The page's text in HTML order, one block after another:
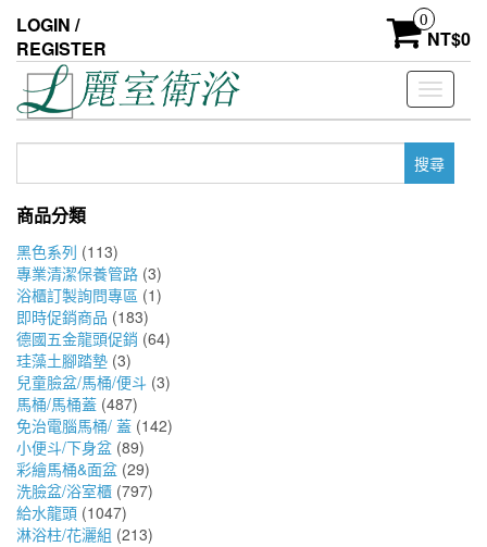
the
content
LOGIN /
REGISTER
0
NT$0
Toggle
鍵
商品分類
黑色系列 (113)
專業清潔保養管路 (3)
浴櫃訂製詢問專區 (1)
即時促銷商品 (183)
德國五金龍頭促銷 (64)
珪藻土腳踏墊 (3)
兒童臉盆/馬桶/便斗 (3)
馬桶/馬桶蓋 (487)
免治電腦馬桶/ 蓋 (142)
小便斗/下身盆 (89)
彩繪馬桶&面盆 (29)
洗臉盆/浴室櫃 (797)
給水龍頭 (1047)
淋浴柱/花灑組 (213)